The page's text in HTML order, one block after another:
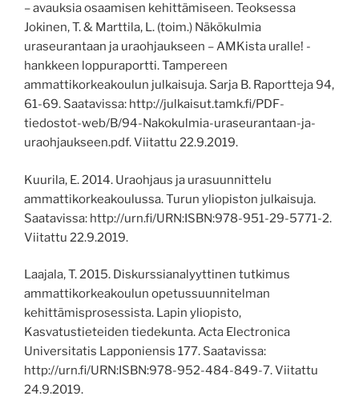
– avauksia osaamisen kehittämiseen. Teoksessa
Jokinen, T. & Marttila, L. (toim.) Näkökulmia
uraseurantaan ja uraohjaukseen – AMKista uralle! -
hankkeen loppuraportti. Tampereen
ammattikorkeakoulun julkaisuja. Sarja B. Raportteja 94,
61-69. Saatavissa: http://julkaisut.tamk.fi/PDF-
tiedostot-web/B/94-Nakokulmia-uraseurantaan-ja-
uraohjaukseen.pdf.Viitattu 22.9.2019.
Kuurila, E. 2014. Uraohjaus ja urasuunnittelu
ammattikorkeakoulussa. Turun yliopiston julkaisuja.
Saatavissa: http://urn.fi/URN:ISBN:978-951-29-5771-2.
Viitattu 22.9.2019.
Laajala, T. 2015. Diskurssianalyyttinen tutkimus
ammattikorkeakoulun opetussuunnitelman
kehittämisprosessista. Lapin yliopisto,
Kasvatustieteiden tiedekunta.Acta Electronica
Universitatis Lapponiensis 177. Saatavissa:
http://urn.fi/URN:ISBN:978-952-484-849-7. Viitattu
24.9.2019.